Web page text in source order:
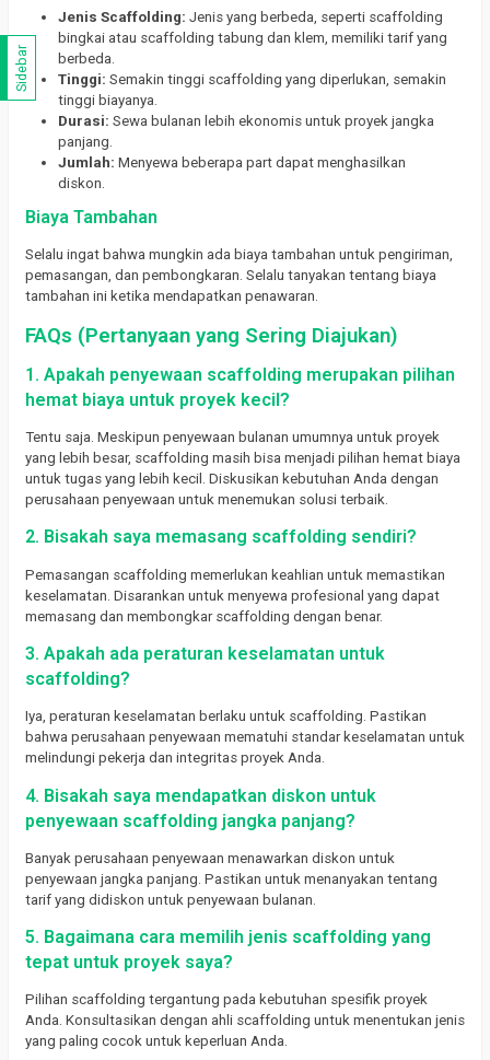
Jenis Scaffolding: Jenis yang berbeda, seperti scaffolding
bingkai atau scaffolding tabung dan klem, memiliki tarif yang
berbeda.
Tinggi: Semakin tinggi scaffolding yang diperlukan, semakin
tinggi biayanya.
Durasi: Sewa bulanan lebih ekonomis untuk proyek jangka
panjang.
Jumlah: Menyewa beberapa part dapat menghasilkan
diskon.
Biaya Tambahan
Selalu ingat bahwa mungkin ada biaya tambahan untuk pengiriman,
pemasangan, dan pembongkaran. Selalu tanyakan tentang biaya
tambahan ini ketika mendapatkan penawaran.
FAQs (Pertanyaan yang Sering Diajukan)
1. Apakah penyewaan scaffolding merupakan pilihan
hemat biaya untuk proyek kecil?
Tentu saja. Meskipun penyewaan bulanan umumnya untuk proyek
yang lebih besar, scaffolding masih bisa menjadi pilihan hemat biaya
untuk tugas yang lebih kecil. Diskusikan kebutuhan Anda dengan
perusahaan penyewaan untuk menemukan solusi terbaik.
2. Bisakah saya memasang scaffolding sendiri?
Pemasangan scaffolding memerlukan keahlian untuk memastikan
keselamatan. Disarankan untuk menyewa profesional yang dapat
memasang dan membongkar scaffolding dengan benar.
3. Apakah ada peraturan keselamatan untuk
scaffolding?
Iya, peraturan keselamatan berlaku untuk scaffolding. Pastikan
bahwa perusahaan penyewaan mematuhi standar keselamatan untuk
melindungi pekerja dan integritas proyek Anda.
4. Bisakah saya mendapatkan diskon untuk
penyewaan scaffolding jangka panjang?
Banyak perusahaan penyewaan menawarkan diskon untuk
penyewaan jangka panjang. Pastikan untuk menanyakan tentang
tarif yang didiskon untuk penyewaan bulanan.
5. Bagaimana cara memilih jenis scaffolding yang
tepat untuk proyek saya?
Pilihan scaffolding tergantung pada kebutuhan spesifik proyek
Anda. Konsultasikan dengan ahli scaffolding untuk menentukan jenis
yang paling cocok untuk keperluan Anda.
Sidebar